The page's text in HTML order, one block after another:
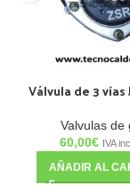
Válvula de 3 vías
Valvulas de
60,00€ IVA
AÑADIR AL